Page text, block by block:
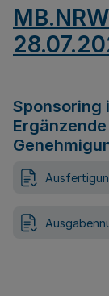
Sponsoring